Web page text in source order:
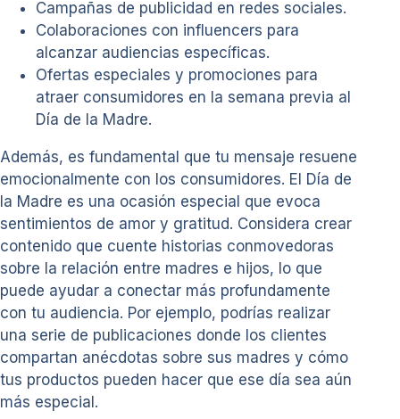
Campañas de publicidad en redes sociales.
Colaboraciones con influencers para
alcanzar audiencias específicas.
Ofertas especiales y promociones para
atraer consumidores en la semana previa al
Día de la Madre.
Además, es fundamental que tu mensaje resuene
emocionalmente con los consumidores. El Día de
la Madre es una ocasión especial que evoca
sentimientos de amor y gratitud. Considera crear
contenido que cuente historias conmovedoras
sobre la relación entre madres e hijos, lo que
puede ayudar a conectar más profundamente
con tu audiencia. Por ejemplo, podrías realizar
una serie de publicaciones donde los clientes
compartan anécdotas sobre sus madres y cómo
tus productos pueden hacer que ese día sea aún
más especial.